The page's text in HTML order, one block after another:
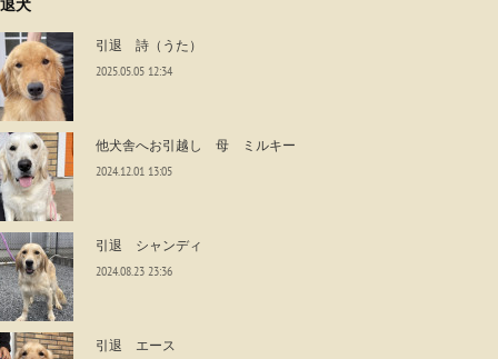
引退 詩（うた）
2025.05.05 12:34
他犬舎へお引越し 母 ミルキー
2024.12.01 13:05
引退 シャンディ
2024.08.23 23:36
引退 エース